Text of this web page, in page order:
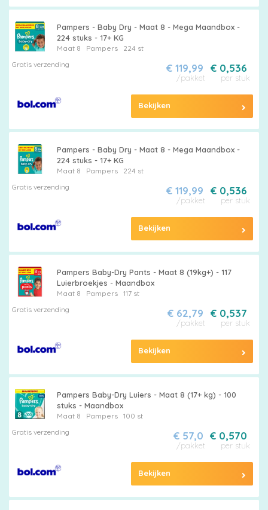
Pampers - Baby Dry - Maat 8 - Mega Maandbox -
224 stuks - 17+ KG
Maat 8 Pampers
224 st
Gratis verzending
€ 0,536
per stuk
€ 119,99
/pakket
Bekijken
Pampers - Baby Dry - Maat 8 - Mega Maandbox -
224 stuks - 17+ KG
Maat 8 Pampers
224 st
Gratis verzending
€ 0,536
per stuk
€ 119,99
/pakket
Bekijken
Pampers Baby-Dry Pants - Maat 8 (19kg+) - 117
Luierbroekjes - Maandbox
Maat 8 Pampers
117 st
Gratis verzending
€ 0,537
per stuk
€ 62,79
/pakket
Bekijken
Pampers Baby-Dry Luiers - Maat 8 (17+ kg) - 100
stuks - Maandbox
Maat 8 Pampers
100 st
Gratis verzending
€ 0,570
per stuk
€ 57,0
/pakket
Bekijken